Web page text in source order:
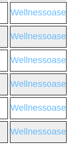
Wellnessoase
Wellnessoase
Wellnessoase
Wellnessoase
Wellnessoase
Wellnessoase